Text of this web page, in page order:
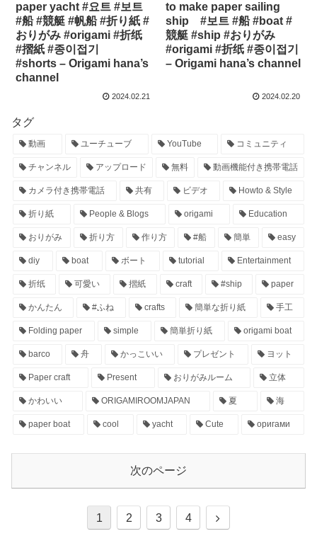
paper yacht #요트 #보트
#船 #競艇 #帆船 #折り紙 #
おりがみ #origami #折纸
#摺紙 #종이접기
#shorts – Origami hana’s
channel
2024.02.21
to make paper sailing
ship #보트 #船 #boat #
競艇 #ship #おりがみ
#origami #折纸 #종이접기
– Origami hana’s channel
2024.02.20
タグ
動画 ユーチューブ YouTube コミュニティ
チャンネル アップロード 無料 動画機能付き携帯電話
カメラ付き携帯電話 共有 ビデオ Howto & Style
折り紙 People & Blogs origami Education
おりがみ 折り方 作り方 #船 簡単 easy
diy boat ボート tutorial Entertainment
折纸 可愛い 摺紙 craft #ship paper
かんたん #ふね crafts 簡単な折り紙 手工
Folding paper simple 簡単折り紙 origami boat
barco 舟 かっこいい プレゼント ヨット
Paper craft Present おりがみルーム 立体
かわいい ORIGAMIROOMJAPAN 夏 海
paper boat cool yacht Cute оригами
次のページ
1 2 3 4